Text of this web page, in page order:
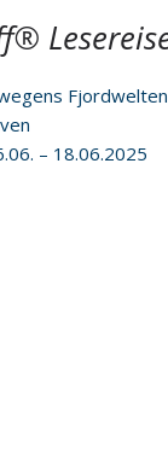
– 18.06.2025